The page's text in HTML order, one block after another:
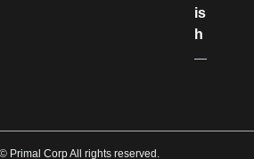
is
h
Primal Corp All rights reserved.